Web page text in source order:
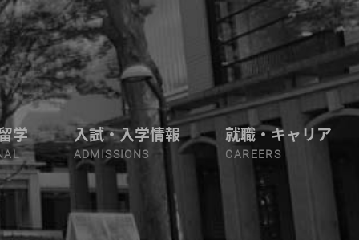
学 入試・入学情報
ADMISSIONS
就職・キャリア
CAREERS